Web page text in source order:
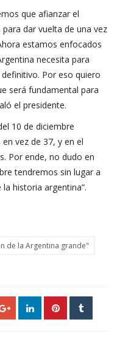
que afianzar el
dar vuelta de una vez
estamos enfocados
necesita para
Por eso quiero
será fundamental para
el presidente.
10 de diciembre
vez de 37, y en el
Por ende, no dudo en
tendremos sin lugar a
historia argentina”.
de la Argentina grande"